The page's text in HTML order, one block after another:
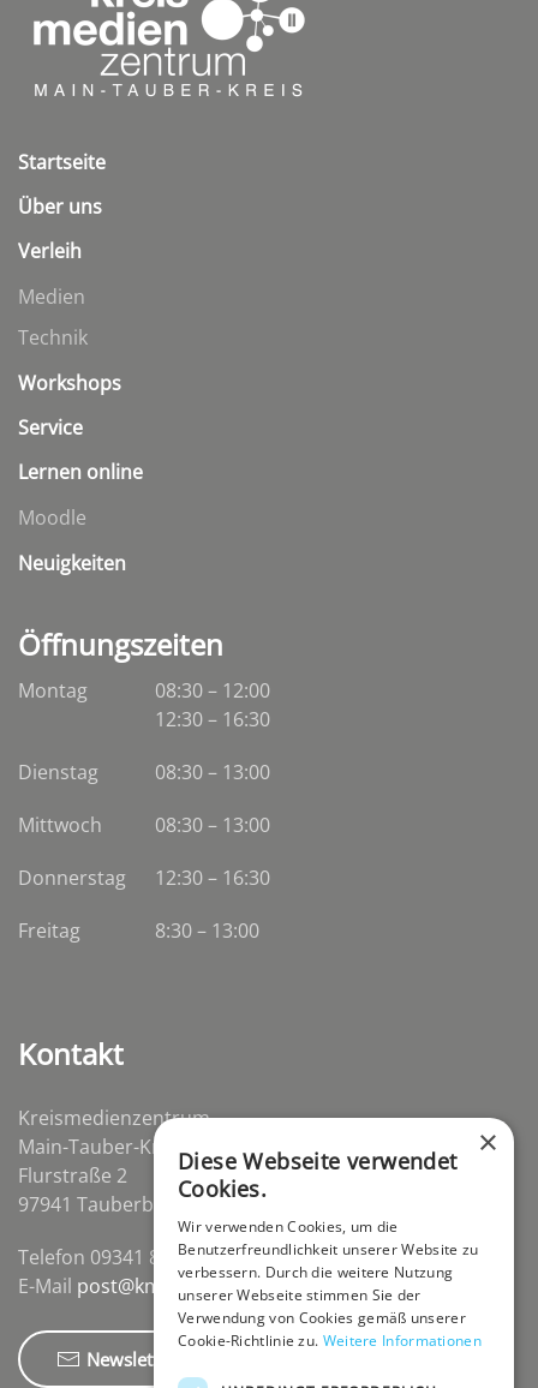
Startseite
Über uns
Verleih
Medien
Technik
Workshops
Service
Lernen online
Moodle
Neuigkeiten
Öffnungszeiten
Montag
08:30 – 12:00
12:30 – 16:30
Dienstag
08:30– 13:00
Mittwoch
08:30– 13:00
Donnerstag
12:30 – 16:30
Freitag
8:30 – 13:00
Kontakt
Kreismedienzentrum
Main-Tauber-Kreis
Flurstraße 2
97941 Tauberbischofsheim-Distelhausen
Telefon 09341 84670
E-Mail post@kmz-tbb.de
Newsletter
×
Diese Webseite verwendet
Cookies.
Wir verwenden Cookies, um die
Benutzerfreundlichkeit unserer Website zu
verbessern. Durch die weitere Nutzung
unserer Webseite stimmen Sie der
Verwendung von Cookies gemäß unserer
Cookie-Richtlinie zu. Weitere Informationen